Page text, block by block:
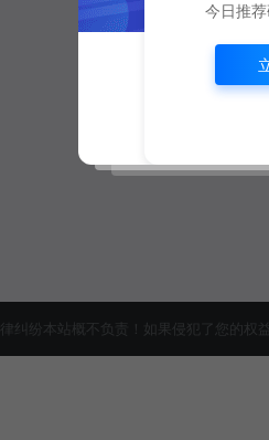
纠纷本站概不负责！如果侵犯了您
今日推